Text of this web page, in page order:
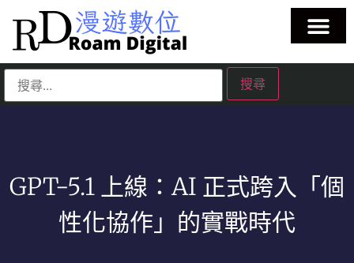
GPT-5.1 上線：AI 正式跨入「個
性化協作」的實戰時代